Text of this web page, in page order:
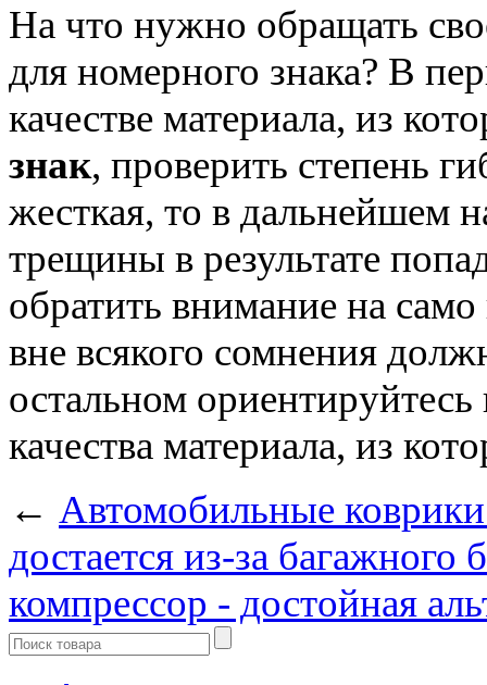
На что нужно обращать
для номерного знака? В
качестве материала, из
знак, проверить степень
жесткая, то в дальнейшем
трещины в результате
обратить внимание на
вне всякого сомнения
остальном ориентируйтесь
качества материала, из
← Автомобильные
достается из-за багажного
компрессор - достойная